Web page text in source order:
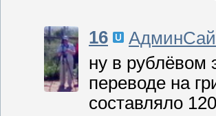
16
ну в рублёвом
переводе на
составляло